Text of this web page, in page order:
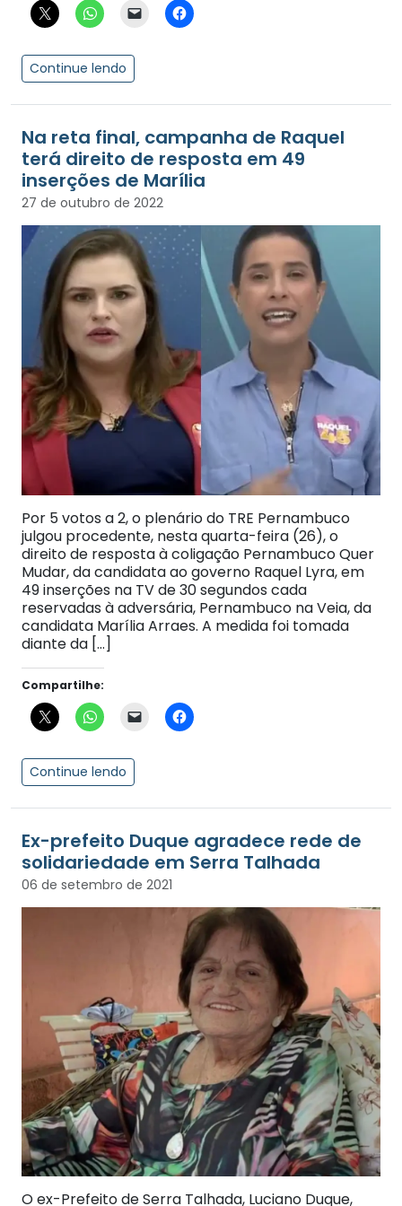
Continue lendo
Na reta final, campanha de Raquel
terá direito de resposta em 49
inserções de Marília
27 de outubro de 2022
Por 5 votos a 2, o plenário do TRE Pernambuco
julgou procedente, nesta quarta-feira (26), o
direito de resposta à coligação Pernambuco Quer
Mudar, da candidata ao governo Raquel Lyra, em
49 inserções na TV de 30 segundos cada
reservadas à adversária, Pernambuco na Veia, da
candidata Marília Arraes. A medida foi tomada
diante da […]
Compartilhe:
Continue lendo
Ex-prefeito Duque agradece rede de
solidariedade em Serra Talhada
06 de setembro de 2021
O ex-Prefeito de Serra Talhada, Luciano Duque,